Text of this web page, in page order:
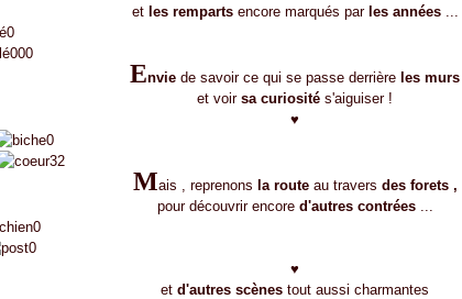
et les rempartsencore marqués par les années...
Envie de savoir ce qui se passe derrière les murs
et voir sa curiosité s'aiguiser !
♥
Mais , reprenons la routeau travers des forets ,
pour découvrir encore d'autres contrées...
♥
et d'autres scènes tout aussi charmantes